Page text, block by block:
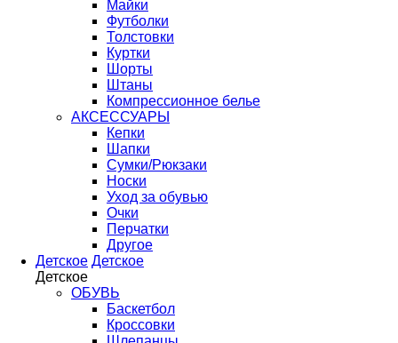
Майки
Футболки
Толстовки
Куртки
Шорты
Штаны
Компрессионное белье
АКСЕССУАРЫ
Кепки
Шапки
Сумки/Рюкзаки
Носки
Уход за обувью
Очки
Перчатки
Другое
Детское Детское
Детское
ОБУВЬ
Баскетбол
Кроссовки